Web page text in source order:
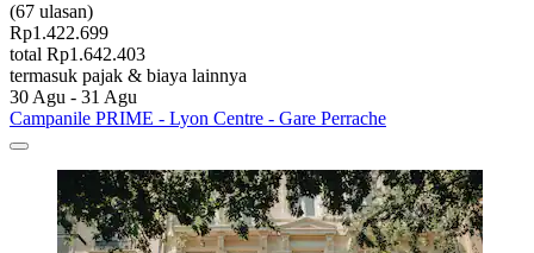
(67 ulasan)
Rp1.422.699
total Rp1.642.403
termasuk pajak & biaya lainnya
30 Agu - 31 Agu
Campanile PRIME - Lyon Centre - Gare Perrache